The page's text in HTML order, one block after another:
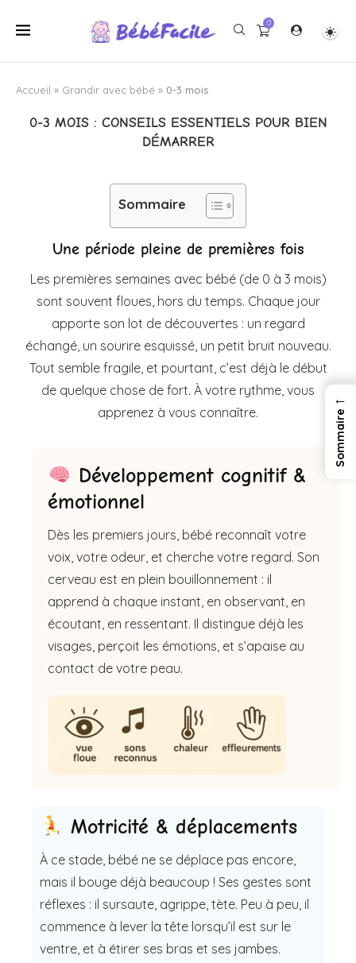
0
Accueil » Grandir avec bébé » 0-3 mois
0-3 MOIS : CONSEILS ESSENTIELS POUR BIEN
DÉMARRER
Sommaire
Une période pleine de premières fois
Les premières semaines avec bébé (de 0 à 3 mois)
sont souvent floues, hors du temps. Chaque jour
apporte son lot de découvertes : un regard
échangé, un sourire esquissé, un petit bruit nouveau.
Tout semble fragile, et pourtant, c’est déjà le début
de quelque chose de fort. À votre rythme, vous
apprenez à vous connaître.
Développement cognitif &
émotionnel
Dès les premiers jours, bébé reconnaît votre
voix, votre odeur, et cherche votre regard. Son
cerveau est en plein bouillonnement : il
apprend à chaque instant, en observant, en
écoutant, en ressentant. Il distingue déjà les
visages, perçoit les émotions, et s’apaise au
contact de votre peau.
Motricité & déplacements
À ce stade, bébé ne se déplace pas encore,
mais il bouge déjà beaucoup ! Ses gestes sont
réflexes : il sursaute, agrippe, tète. Peu à peu, il
commence à lever la tête lorsqu’il est sur le
ventre, et à étirer ses bras et ses jambes.
←